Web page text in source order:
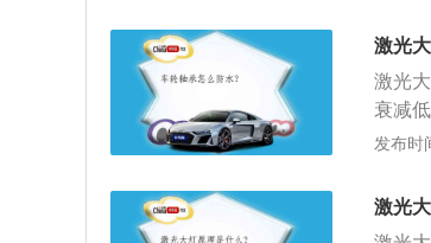
上两
有方
的大
激光
激光
衰减
面具
幅度
激光
发布时
激光